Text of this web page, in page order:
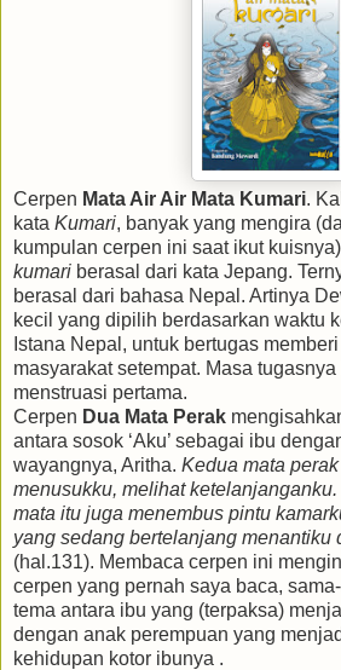
Cerpen Mata Air Air Mata Kumari.
kata Kumari, banyak yang mengira
kumpulan cerpen ini saat ikut
kumari berasal dari kata Jepang.
berasal dari bahasa Nepal. Artinya
kecil yang dipilih berdasarkan waktu
Istana Nepal, untuk bertugas
masyarakat setempat. Masa
menstruasi pertama.
Cerpen Dua Mata Perak
antara sosok ‘Aku’ sebagai ibu
wayangnya, Aritha. Kedua mata
menusukku, melihat
mata itu juga menembus pintu
yang sedang bertelanjang menantiku
(hal.131). Membaca cerpen ini
cerpen yang pernah saya baca,
tema antara ibu yang (terpaksa)
dengan anak perempuan yang
kehidupan kotor ibunya .